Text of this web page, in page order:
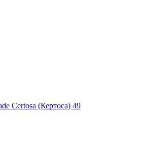
Certosa (Кертоса) 49